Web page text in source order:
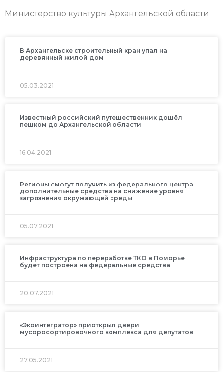
Министерство культуры Архангельской области
В Архангельске строительный кран упал на
деревянный жилой дом
05.03.2021
Известный российский путешественник дошёл
пешком до Архангельской области
16.04.2021
Регионы смогут получить из федерального центра
дополнительные средства на снижение уровня
загрязнения окружающей среды
05.07.2021
Инфраструктура по переработке ТКО в Поморье
будет построена на федеральные средства
20.07.2021
«Экоинтегратор» приоткрыл двери
мусоросортировочного комплекса для депутатов
27.05.2021